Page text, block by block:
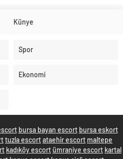
Künye
Spor
Ekonomi
bursa bayan escort bursa eskort
tuzla escortataehir escort maltepe
kadıköy escortümraniye escort kartal